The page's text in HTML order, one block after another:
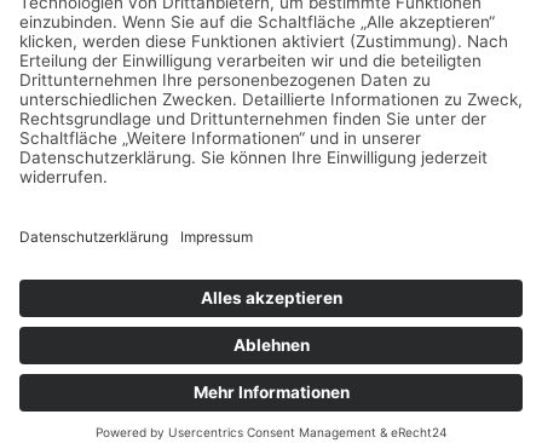
ihrem Platz
Warum ruhige Räume im Homeoffice mehr wert sind als
ein teurer Schreibtisch
Interior-Trend Wellness: Entspannung und Wärme im
eigenen Wohnraum
Wie du dein Zuhause mit smarten Einrichtungsideen
Schlagwörter
Copyright © 2026 Interior Today
Datenschutz
Impressum